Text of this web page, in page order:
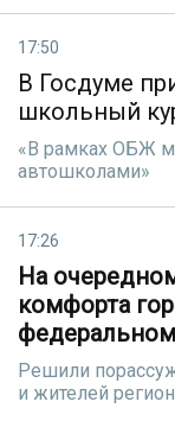
17:50
В Госдуме
школьный
«В рамках ОБЖ
автошколами»
17:26
На
комфорта
Решили
и жителей